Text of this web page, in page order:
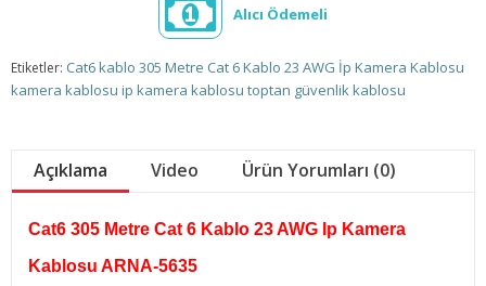
Alıcı Ödemeli
Etiketler: Cat6 kablo 305 Metre Cat 6 Kablo 23 AWG İp Kamera Kablosu
kamera kablosu ip kamera kablosu toptan güvenlik kablosu
Açıklama Video Ürün Yorumları (0)
Cat6 305 Metre Cat 6 Kablo 23 AWG Ip Kamera
Kablosu ARNA-5635